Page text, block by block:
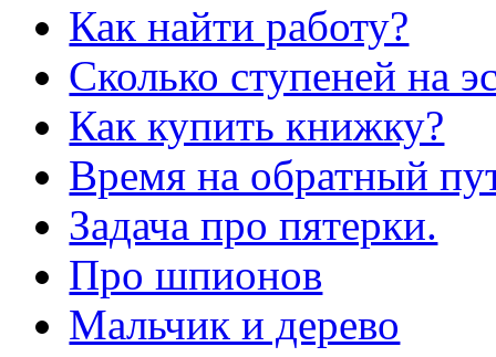
Как найти работу?
Сколько ступеней на
Как купить книжку?
Время на обратный
Задача про пятерки.
Про шпионов
Мальчик и дерево